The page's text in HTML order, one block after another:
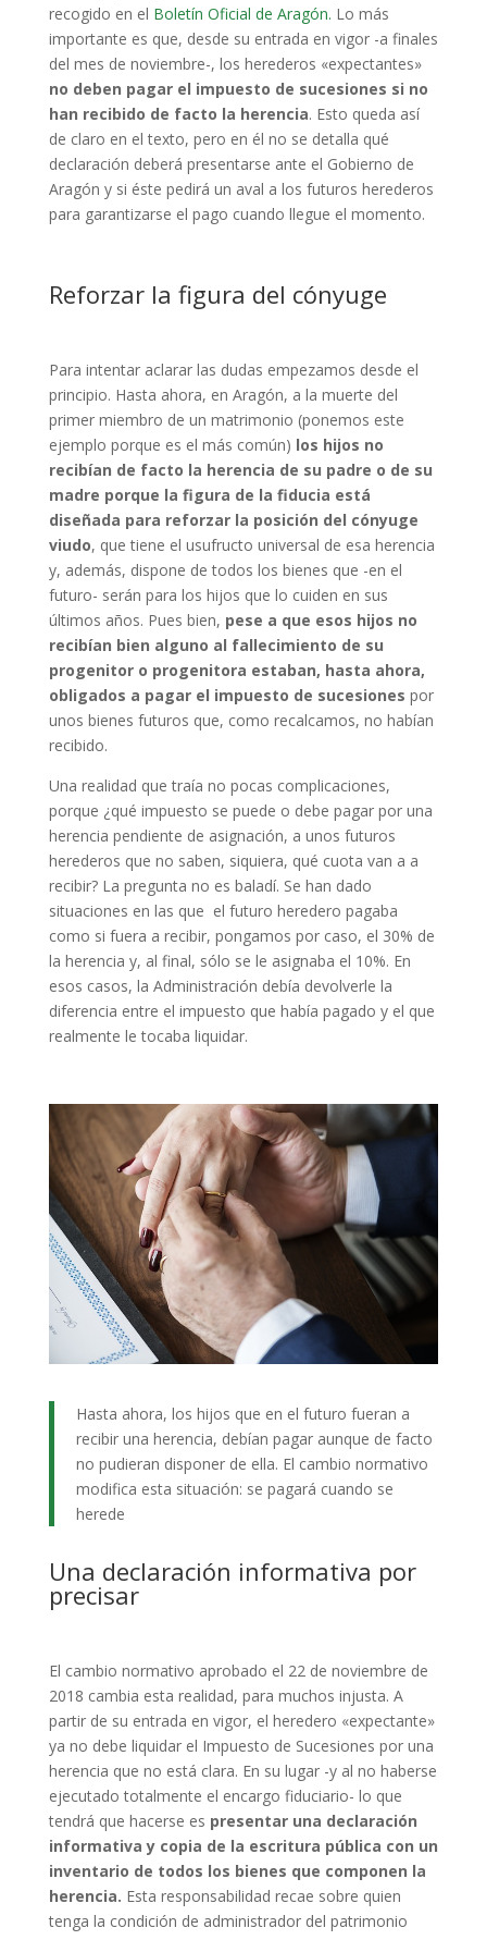
recogido en el Boletín Oficial de Aragón. Lo más
importante es que, desde su entrada en vigor -a finales
del mes de noviembre-, los herederos «expectantes»
no deben pagar el impuesto de sucesiones si no
han recibido de facto la herencia. Esto queda así
de claro en el texto, pero en él no se detalla qué
declaración deberá presentarse ante el Gobierno de
Aragón y si éste pedirá un aval a los futuros herederos
para garantizarse el pago cuando llegue el momento.
Reforzar la figura del cónyuge
Para intentar aclarar las dudas empezamos desde el
principio. Hasta ahora, en Aragón, a la muerte del
primer miembro de un matrimonio (ponemos este
ejemplo porque es el más común) los hijos no
recibían de facto la herencia de su padre o de su
madre porque la figura de la fiducia está
diseñada para reforzar la posición del cónyuge
viudo, que tiene el usufructo universal de esa herencia
y, además, dispone de todos los bienes que -en el
futuro- serán para los hijos que lo cuiden en sus
últimos años. Pues bien, pese a que esos hijos no
recibían bien alguno al fallecimiento de su
progenitor o progenitora estaban, hasta ahora,
obligados a pagar el impuesto de sucesiones por
unos bienes futuros que, como recalcamos, no habían
recibido.
Una realidad que traía no pocas complicaciones,
porque ¿qué impuesto se puede o debe pagar por una
herencia pendiente de asignación, a unos futuros
herederos que no saben, siquiera, qué cuota van a a
recibir? La pregunta no es baladí. Se han dado
situaciones en las que el futuro heredero pagaba
como si fuera a recibir, pongamos por caso, el 30% de
la herencia y, al final, sólo se le asignaba el 10%. En
esos casos, la Administración debía devolverle la
diferencia entre el impuesto que había pagado y el que
realmente le tocaba liquidar.
Hasta ahora, los hijos que en el futuro fueran a
recibir una herencia, debían pagar aunque de facto
no pudieran disponer de ella. El cambio normativo
modifica esta situación: se pagará cuando se
herede
Una declaración informativa por
precisar
El cambio normativo aprobado el 22 de noviembre de
2018 cambia esta realidad, para muchos injusta. A
partir de su entrada en vigor, el heredero «expectante»
ya no debe liquidar el Impuesto de Sucesiones por una
herencia que no está clara. En su lugar -y al no haberse
ejecutado totalmente el encargo fiduciario- lo que
tendrá que hacerse es presentar una declaración
informativa y copia de la escritura pública con un
inventario de todos los bienes que componen la
herencia. Esta responsabilidad recae sobre quien
tenga la condición de administrador del patrimonio